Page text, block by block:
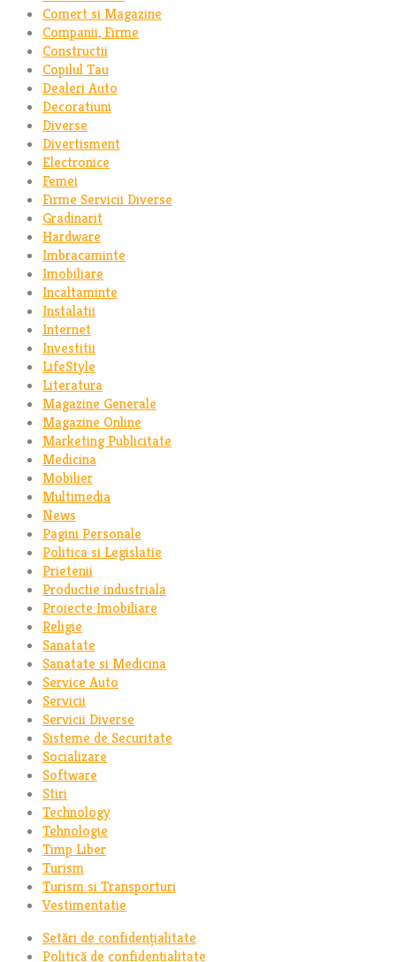
Comert si Magazine
Companii, Firme
Constructii
Copilul Tau
Dealeri Auto
Decoratiuni
Diverse
Divertisment
Electronice
Femei
Firme Servicii Diverse
Gradinarit
Hardware
Imbracaminte
Imobiliare
Incaltaminte
Instalatii
Internet
Investitii
LifeStyle
Literatura
Magazine Generale
Magazine Online
Marketing Publicitate
Medicina
Mobilier
Multimedia
News
Pagini Personale
Politica si Legislatie
Prietenii
Productie industriala
Proiecte Imobiliare
Religie
Sanatate
Sanatate si Medicina
Service Auto
Servicii
Servicii Diverse
Sisteme de Securitate
Socializare
Software
Stiri
Technology
Tehnologie
Timp Liber
Turism
Turism si Transporturi
Vestimentatie
Setări de confidențialitate
Politică de confidențialitate